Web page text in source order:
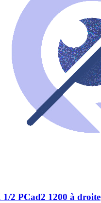
2 PCad2 1200 à droite